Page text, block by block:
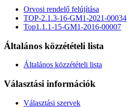
Orvosi rendelő felújítása
TOP-2.1.3-16-GM1-2021-00034
Top1.1.1-15-GM1-2016-00007
Általános közzétételi lista
Általános közzétételi lista
Választási információk
Választási szervek